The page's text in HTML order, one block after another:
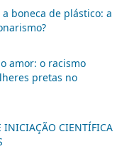
boneca de plástico: a
amor: o racismo
pretas no
INICIAÇÃO CIENTÍFICA